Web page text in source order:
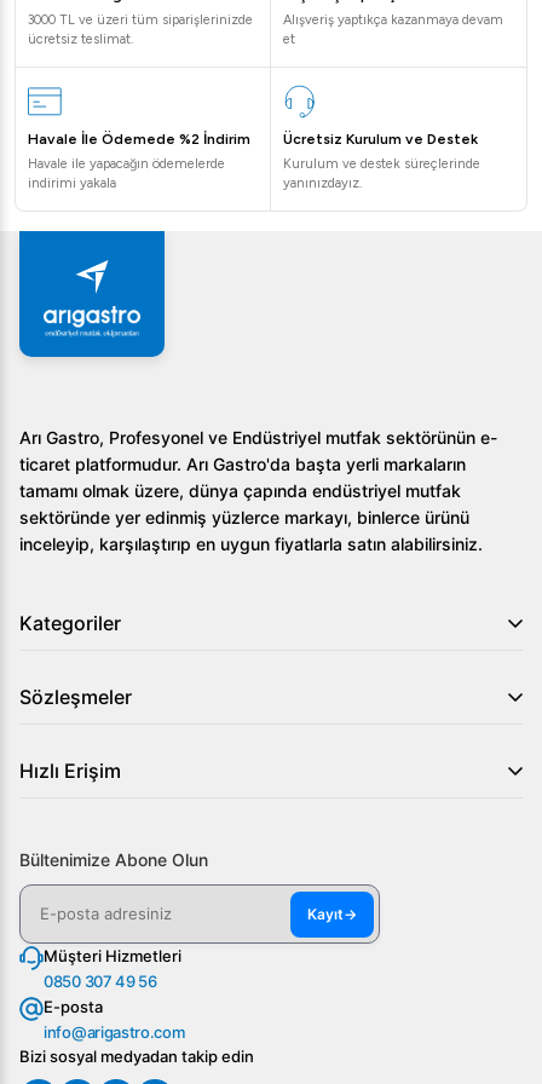
Makine nasıl temizlenmelidir?
Çıkarılabilir hazne ve tepsi sayesinde kolayca
temizlenebilir. Düzenli bakım yaparak performansını
sürdürebilirsiniz.
Garanti süresi nedir?
Ürün 24 ay Kumtel garantisi altındadır.
Kumtel Kapsül Kahve Makinesi HCM-03, her fincanda
mükemmel kahve deneyimi sunmak için tasarlanmıştır.
3000 TL ve üzeri tüm siparişlerinizde
ücretsiz teslimat.
Alışveriş yaptıkça kazanmaya devam
et
Havale İle Ödemede %2 İndirim
Havale ile yapacağın ödemelerde
indirimi yakala
Ücretsiz Kurulum ve Destek
Kurulum ve destek süreçlerinde
yanınızdayız.
Arı Gastro, Profesyonel ve Endüstriyel mutfak sektörünün e-
ticaret platformudur. Arı Gastro'da başta yerli markaların
tamamı olmak üzere, dünya çapında endüstriyel mutfak
sektöründe yer edinmiş yüzlerce markayı, binlerce ürünü
inceleyip, karşılaştırıp en uygun fiyatlarla satın alabilirsiniz.
Kategoriler
Sözleşmeler
Hızlı Erişim
Bültenimize Abone Olun
Kayıt→
Müşteri Hizmetleri
0850 307 49 56
E-posta
info@arigastro.com
Bizi sosyal medyadan takip edin